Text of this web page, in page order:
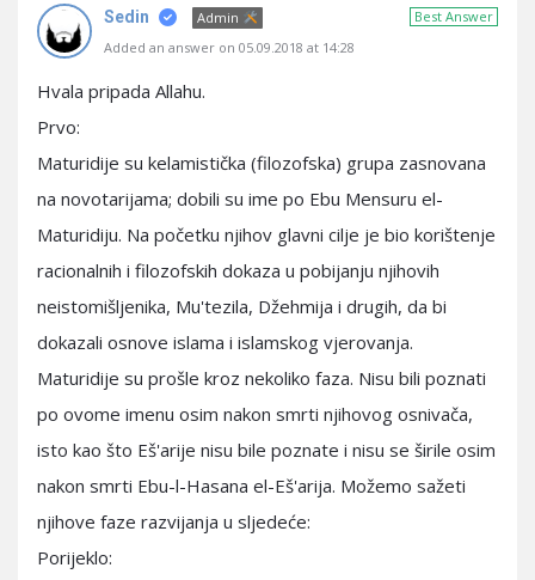
Best Answer
Sedin
Admin
Added an answer on 05.09.2018 at 14:28
Hvala pripada Allahu.
Prvo:
Maturidije su kelamistička (filozofska) grupa zasnovana
na novotarijama; dobili su ime po Ebu Mensuru el-
Maturidiju. Na početku njihov glavni cilje je bio korištenje
racionalnih i filozofskih dokaza u pobijanju njihovih
neistomišljenika, Mu'tezila, Džehmija i drugih, da bi
dokazali osnove islama i islamskog vjerovanja.
Maturidije su prošle kroz nekoliko faza. Nisu bili poznati
po ovome imenu osim nakon smrti njihovog osnivača,
isto kao što Eš'arije nisu bile poznate i nisu se širile osim
nakon smrti Ebu-l-Hasana el-Eš'arija. Možemo sažeti
njihove faze razvijanja u sljedeće:
Porijeklo: